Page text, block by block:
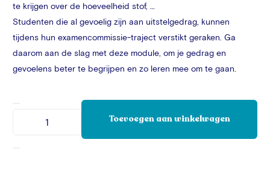
te krijgen over de hoeveelheid stof, …
Studenten die al gevoelig zijn aan uitstelgedrag, kunnen
tijdens hun examencommissie-traject verstikt geraken. Ga
daarom aan de slag met deze module, om je gedrag en
gevoelens beter te begrijpen en zo leren mee om te gaan.
Toevoegen aan winkelwagen